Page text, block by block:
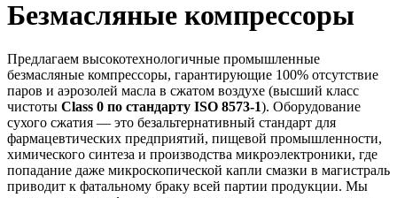
Безмасляные компрессоры
Предлагаем высокотехнологичные промышленные
безмасляные компрессоры, гарантирующие 100% отсутствие
паров и аэрозолей масла в сжатом воздухе (высший класс
чистоты Class 0 по стандарту ISO 8573-1). Оборудование
сухого сжатия — это безальтернативный стандарт для
фармацевтических предприятий, пищевой промышленности,
химического синтеза и производства микроэлектроники, где
попадание даже микроскопической капли смазки в магистраль
приводит к фатальному браку всей партии продукции. Мы